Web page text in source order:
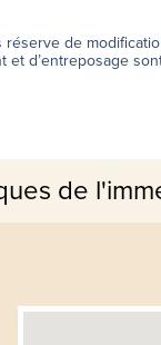
de
d’entreposage
de